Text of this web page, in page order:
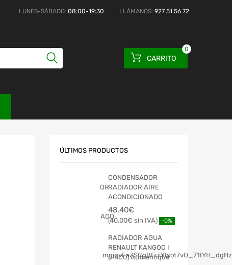
LUNES-SÁBADO: 08:00-19:30 LLÁMANOS: 927 51 56 72
CARRITO
0
ÚLTIMOS PRODUCTOS
CONDENSADOR
RADIADOR AIRE
ACONDICIONADO
48,40€
40,00€ -0%
RADIADOR AGUA
RENAULT KANGOO I
(FKC0) Authentique